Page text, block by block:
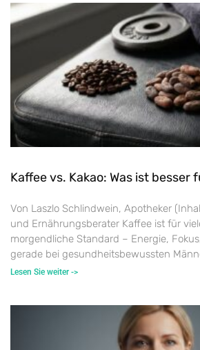
Kaffee vs. Kakao: Was ist besser
Von Laszlo Schlindwein, Apotheker
und Ernährungsberater Kaffee ist für
morgendliche Standard – Energie,
gerade bei gesundheitsbewussten
Lesen Sie weiter ->